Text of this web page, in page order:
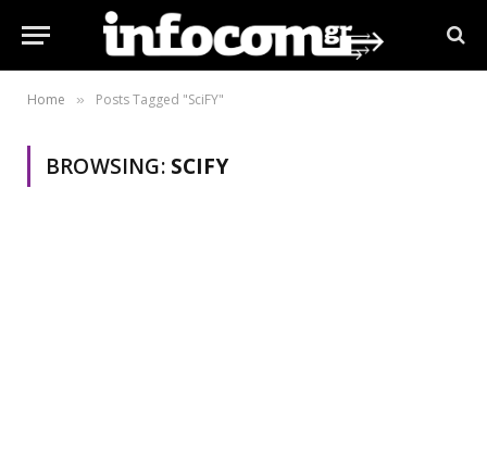
Home » Posts Tagged "SciFY"
BROWSING: SCIFY